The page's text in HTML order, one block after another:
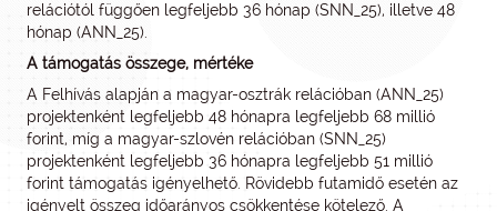
relációtól függően legfeljebb 36 hónap (SNN_25), illetve 48
hónap (ANN_25).
A támogatás összege, mértéke
A Felhívás alapján a magyar-osztrák relációban (ANN_25)
projektenként legfeljebb 48 hónapra legfeljebb 68 millió
forint, míg a magyar-szlovén relációban (SNN_25)
projektenként legfeljebb 36 hónapra legfeljebb 51 millió
forint támogatás igényelhető. Rövidebb futamidő esetén az
igényelt összeg időarányos csökkentése kötelező. A